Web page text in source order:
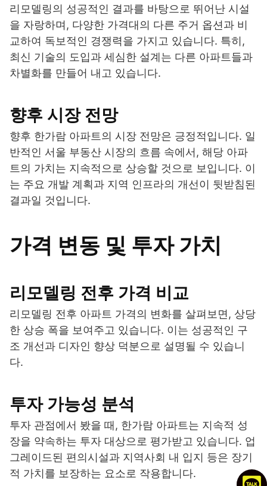
리모델링의 성공적인 결과를 바탕으로 뛰어난 시설
을 자랑하며, 다양한 가격대의 다른 주거 옵션과 비
교하여 독보적인 경쟁력을 가지고 있습니다. 특히,
최신 기술의 도입과 세심한 설계는 다른 아파트들과
차별화를 만들어 내고 있습니다.
향후 시장 전망
향후 한가람 아파트의 시장 전망은 긍정적입니다. 일
반적인 서울 부동산 시장의 흐름 속에서, 해당 아파
트의 가치는 지속적으로 상승할 것으로 보입니다. 이
는 주요 개발 계획과 지역 인프라의 개선이 뒷받침된
결과일 것입니다.
가격 변동 및 투자 가치
리모델링 전후 가격 비교
리모델링 전후 아파트 가격의 변화를 살펴보면, 상당
한 상승 폭을 보여주고 있습니다. 이는 성공적인 구
조 개선과 디자인 향상 덕분으로 설명될 수 있습니
다.
투자 가능성 분석
투자 관점에서 봤을 때, 한가람 아파트는 지속적 성
장을 약속하는 투자 대상으로 평가받고 있습니다. 업
그레이드된 편의시설과 지역사회 내 입지 등은 장기
적 가치를 보장하는 요소로 작용합니다.